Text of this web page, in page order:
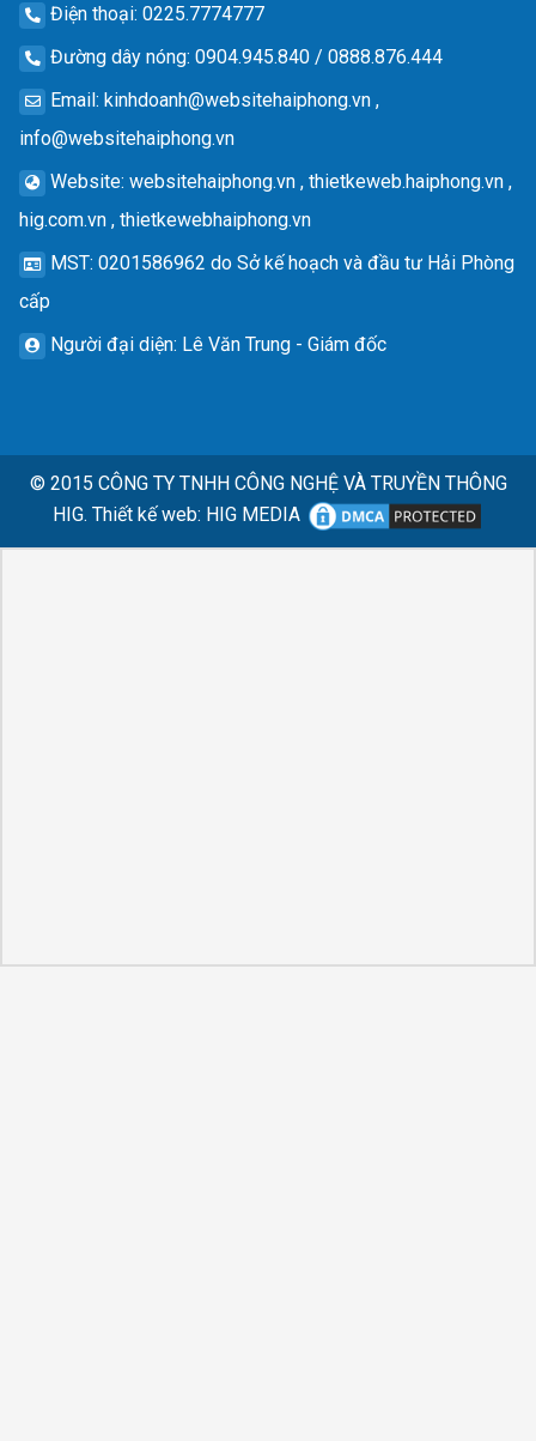
Điện thoại: 0225.7774777
Đường dây nóng: 0904.945.840 / 0888.876.444
Email: kinhdoanh@websitehaiphong.vn ,
info@websitehaiphong.vn
Website: websitehaiphong.vn , thietkeweb.haiphong.vn ,
hig.com.vn , thietkewebhaiphong.vn
MST: 0201586962 do Sở kế hoạch và đầu tư Hải Phòng
cấp
Người đại diện: Lê Văn Trung - Giám đốc
© 2015 CÔNG TY TNHH CÔNG NGHỆ VÀ TRUYỀN THÔNG
HIG. Thiết kế web: HIG MEDIA